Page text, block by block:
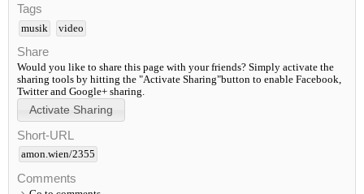
Tags
musik video
Share
Would you like to share this page with your friends? Simply activate the
sharing tools by hitting the "Activate Sharing"button to enable Facebook,
Twitter and Google+ sharing.
Short-URL
amon.wien/2355
Comments